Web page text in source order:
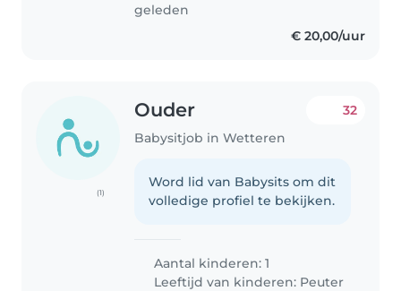
geleden
€ 20,00/uur
(1)
Ouder
Babysitjob in Wetteren
32
Word lid van Babysits om dit
volledige profiel te bekijken.
Aantal kinderen: 1
Leeftijd van kinderen: Peuter